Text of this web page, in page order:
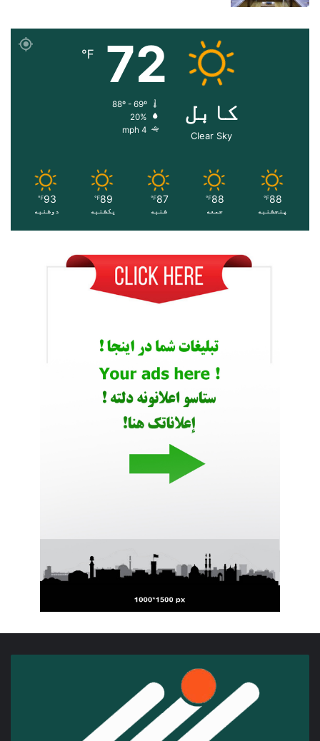
کابل
Clear Sky
72
℉
20%
4 mph
88
℉
پنجشنبه
88
℉
جمعه
87
℉
شنبه
89
℉
یکشنبه
93
℉
دوشنبه